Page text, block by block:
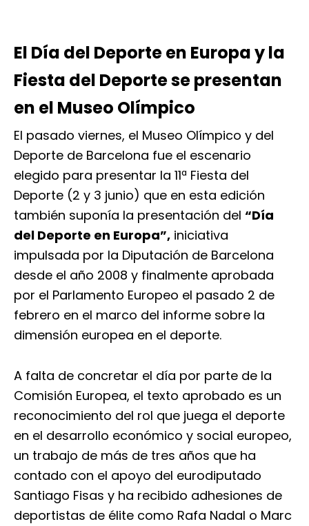
El Día del Deporte en Europa y la
Fiesta del Deporte se presentan
en el Museo Olímpico
El pasado viernes, el Museo Olímpico y del
Deporte de Barcelona fue el escenario
elegido para presentar la 11ª Fiesta del
Deporte (2 y 3 junio) que en esta edición
también suponía la presentación del “Día
del Deporte en Europa”, iniciativa
impulsada por la Diputación de Barcelona
desde el año 2008 y finalmente aprobada
por el Parlamento Europeo el pasado 2 de
febrero en el marco del informe sobre la
dimensión europea en el deporte.
A falta de concretar el día por parte de la
Comisión Europea, el texto aprobado es un
reconocimiento del rol que juega el deporte
en el desarrollo económico y social europeo,
un trabajo de más de tres años que ha
contado con el apoyo del eurodiputado
Santiago Fisas y ha recibido adhesiones de
deportistas de élite como Rafa Nadal o Marc